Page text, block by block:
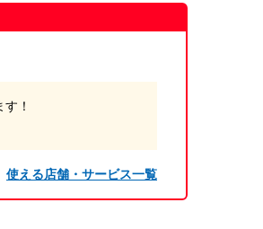
！
使える店舗・サービス一覧